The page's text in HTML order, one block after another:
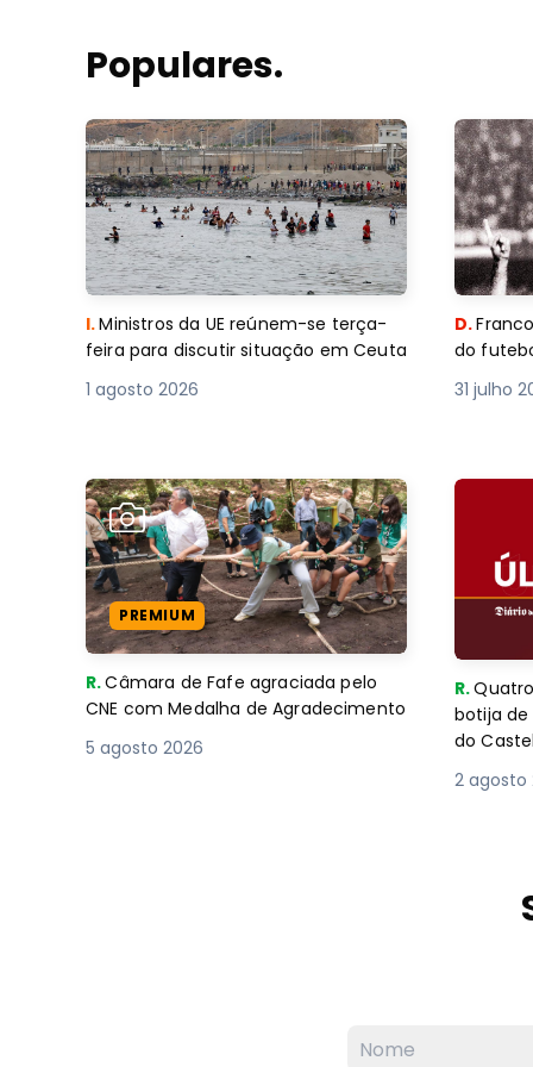
Populares.
I.Ministros da UE reúnem-se terça-
feira para discutir situação em Ceuta
1 agosto 2026
D.
do
31 julho
PREMIUM
R.Câmara de Fafe agraciada pelo
CNE com Medalha de Agradecimento
5 agosto 2026
R.
botija
do
2 agosto